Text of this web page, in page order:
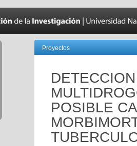
Proyectos
POSIBLE